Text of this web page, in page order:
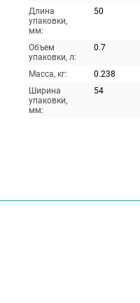
Длина
упаковки,
мм:
50
Объем
упаковки, л:
0.7
Масса, кг:
0.238
Ширина
упаковки,
мм:
54